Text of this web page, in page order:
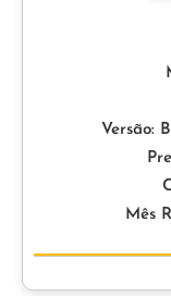
Versão:
Mês